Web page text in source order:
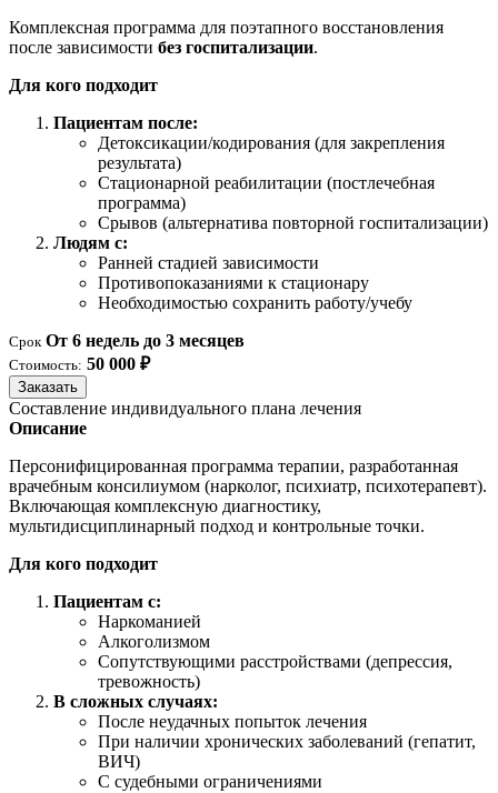
Комплексная программа для поэтапного восстановления
после зависимости без госпитализации.
Для кого подходит
Пациентам после:
Детоксикации/кодирования (для закрепления
результата)
Стационарной реабилитации (постлечебная
программа)
Срывов (альтернатива повторной госпитализации)
Людям с:
Ранней стадией зависимости
Противопоказаниями к стационару
Необходимостью сохранить работу/учебу
Срок От 6 недель до 3 месяцев
Стоимость: 50 000 ₽
Заказать
Составление индивидуального плана лечения
Описание
Персонифицированная программа терапии, разработанная
врачебным консилиумом (нарколог, психиатр, психотерапевт).
Включающая комплексную диагностику,
мультидисциплинарный подход и контрольные точки.
Для кого подходит
Пациентам с:
Наркоманией
Алкоголизмом
Сопутствующими расстройствами (депрессия,
тревожность)
В сложных случаях:
После неудачных попыток лечения
При наличии хронических заболеваний (гепатит,
ВИЧ)
С судебными ограничениями